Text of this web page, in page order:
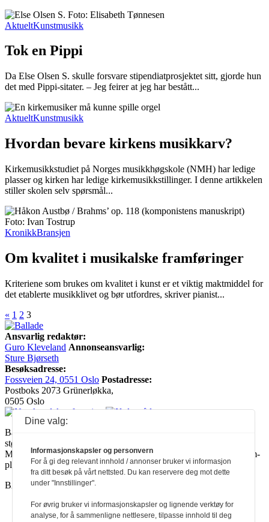
AktueltKunstmusikk
Tok en Pippi
Da Else Olsen S. skulle forsvare stipendiatprosjektet sitt, gjorde hun
det med Pippi-sitater. – Jeg feirer at jeg har bestått...
AktueltKunstmusikk
Hvordan bevare kirkens musikkarv?
Kirkemusikkstudiet på Norges musikkhøgskole (NMH) har ledige
plasser og kirken har ledige kirkemusikkstillinger. I denne artikkelen
stiller skolen selv spørsmål...
KronikkBransjen
Om kvalitet i musikalske framføringer
Kriteriene som brukes om kvalitet i kunst er et viktig maktmiddel for
det etablerte musikklivet og bør utfordres, skriver pianist...
« 1 2 3
Ansvarlig redaktør:
Guro Kleveland Annonseansvarlig:
Sture Bjørseth
Besøksadresse:
Fossveien 24, 0551 Oslo Postadresse:
Postboks 2073 Grünerløkka,
0505 Oslo
Ballade mottar tilskudd fra Norsk kulturråd, i tillegg til økonomisk
støtte fra eierne NOPA, Norsk komponistforening og
Musikkforleggerne. Ballade drives etter Redaktør- og Vær Varsom-
plakaten.
BALLADE — NORGES MUSIKKMAGASIN
Dine valg:
Informasjonskapsler og personvern
For å gi deg relevant innhold / annonser bruker vi informasjon
fra ditt besøk på vårt nettsted. Du kan reservere deg mot dette
under "Innstillinger".
For øvrig bruker vi informasjonskapsler og lignende verktøy for
analyse, for å sammenligne nettlesere, tilpasse innhold til deg